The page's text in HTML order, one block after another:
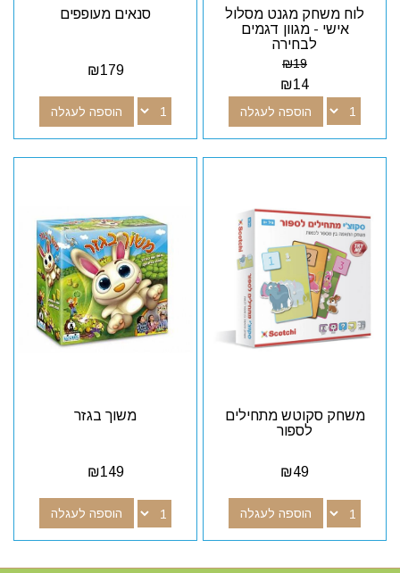
לוח משחק מגנט מסלול
אישי - מגוון דגמים
לבחירה
₪19
₪14
הוספה לעגלה
סנאים מעופפים
₪179
הוספה לעגלה
משחק סקוטש מתחילים
לספור
₪49
הוספה לעגלה
משוך בגזר
₪149
הוספה לעגלה